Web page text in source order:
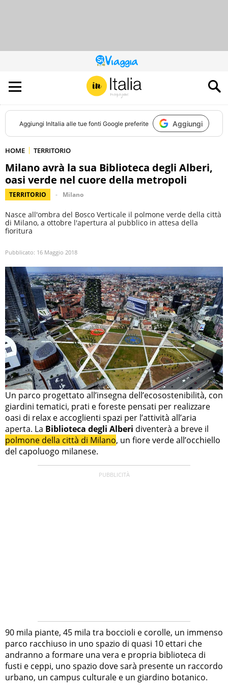
QUESTO
SITO
CONTRIBUISCE
ALL’AUDIENCE
DI
Aggiungi InItalia alle tue fonti Google preferite Aggiungi
HOME TERRITORIO
Milano avrà la sua Biblioteca degli Alberi,
oasi verde nel cuore della metropoli
TERRITORIO Milano
Nasce all'ombra del Bosco Verticale il polmone verde della città
di Milano, a ottobre l'apertura al pubblico in attesa della
fioritura
Pubblicato: 16 Maggio 2018
Un parco progettato all’insegna dell’ecosostenibilità, con
giardini tematici, prati e foreste pensati per realizzare
oasi di relax e accoglienti spazi per l’attività all’aria
aperta. La Biblioteca degli Alberi diventerà a breve il
polmone della città di Milano, un fiore verde all’occhiello
del capoluogo milanese.
90 mila piante, 45 mila tra boccioli e corolle, un immenso
parco racchiuso in uno spazio di quasi 10 ettari che
andranno a formare una vera e propria biblioteca di
fusti e ceppi, uno spazio dove sarà presente un raccordo
urbano, un campus culturale e un giardino botanico.